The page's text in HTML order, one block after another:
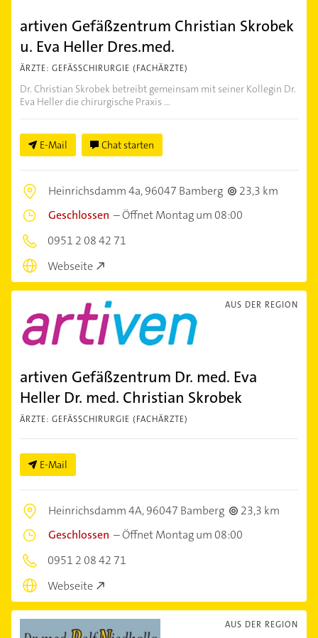
artiven Gefäßzentrum Christian Skrobek
u. Eva Heller Dres.med.
ÄRZTE: GEFÄSSCHIRURGIE (FACHÄRZTE)
Dr. Christian Skrobek betreibt gemeinsam mit seiner Kollegin Dr.
Eva Heller die chirurgische Praxis ...
E-Mail Chat starten
Heinrichsdamm 4a,96047 Bamberg
23,3 km
Geschlossen –Öffnet Montag um 08:00
0951 2 08 42 71
Webseite
AUS DER REGION
artiven Gefäßzentrum Dr. med. Eva
Heller Dr. med. Christian Skrobek
ÄRZTE: GEFÄSSCHIRURGIE (FACHÄRZTE)
E-Mail
Heinrichsdamm 4A,96047 Bamberg
23,3 km
Geschlossen –Öffnet Montag um 08:00
0951 2 08 42 71
Webseite
AUS DER REGION